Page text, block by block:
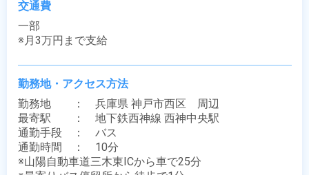
交通費
一部
※月3万円まで支給
勤務地・アクセス方法
勤務地　　：　兵庫県 神戸市西区　周辺
最寄駅　　：　地下鉄西神線 西神中央駅
通勤手段　：　バス
通勤時間　：　10分
※山陽自動車道三木東ICから車で25分